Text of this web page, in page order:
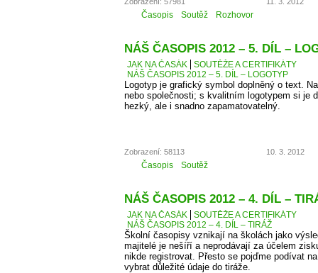
Časopis Soutěž Rozhovor
NÁŠ ČASOPIS 2012 – 5. DÍL –
JAK NA ČASÁK
SOUTĚŽE A CERTIFIKÁTY
NÁŠ ČASOPIS 2012 – 5. DÍL – LOGOTYP
Logotyp je grafický symbol doplněný o text.
nebo společnosti; s kvalitním logotypem si je
hezký, ale i snadno zapamatovatelný.
Zobrazení: 58113 10. 3. 2012
Časopis Soutěž
NÁŠ ČASOPIS 2012 – 4. DÍL –
JAK NA ČASÁK
SOUTĚŽE A CERTIFIKÁTY
NÁŠ ČASOPIS 2012 – 4. DÍL – TIRÁŽ
Školní časopisy vznikají na školách jako
majitelé je nešíří a neprodávají za účelem
nikde registrovat. Přesto se pojďme podívat
vybrat důležité údaje do tiráže.